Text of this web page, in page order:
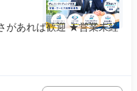
があれば歓迎 ★営業未経